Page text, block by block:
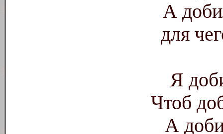
А
для
Я
Чтоб
А